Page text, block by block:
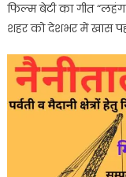
फिल्म बेटी का गीत
शहर को देशभर में खास